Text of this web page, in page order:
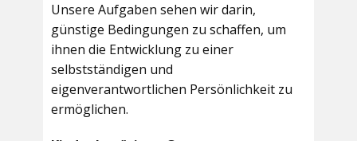
Unsere Aufgaben sehen wir darin,
günstige Bedingungen zu schaffen, um
ihnen die Entwicklung zu einer
selbstständigen und
eigenverantwortlichen Persönlichkeit zu
ermöglichen.